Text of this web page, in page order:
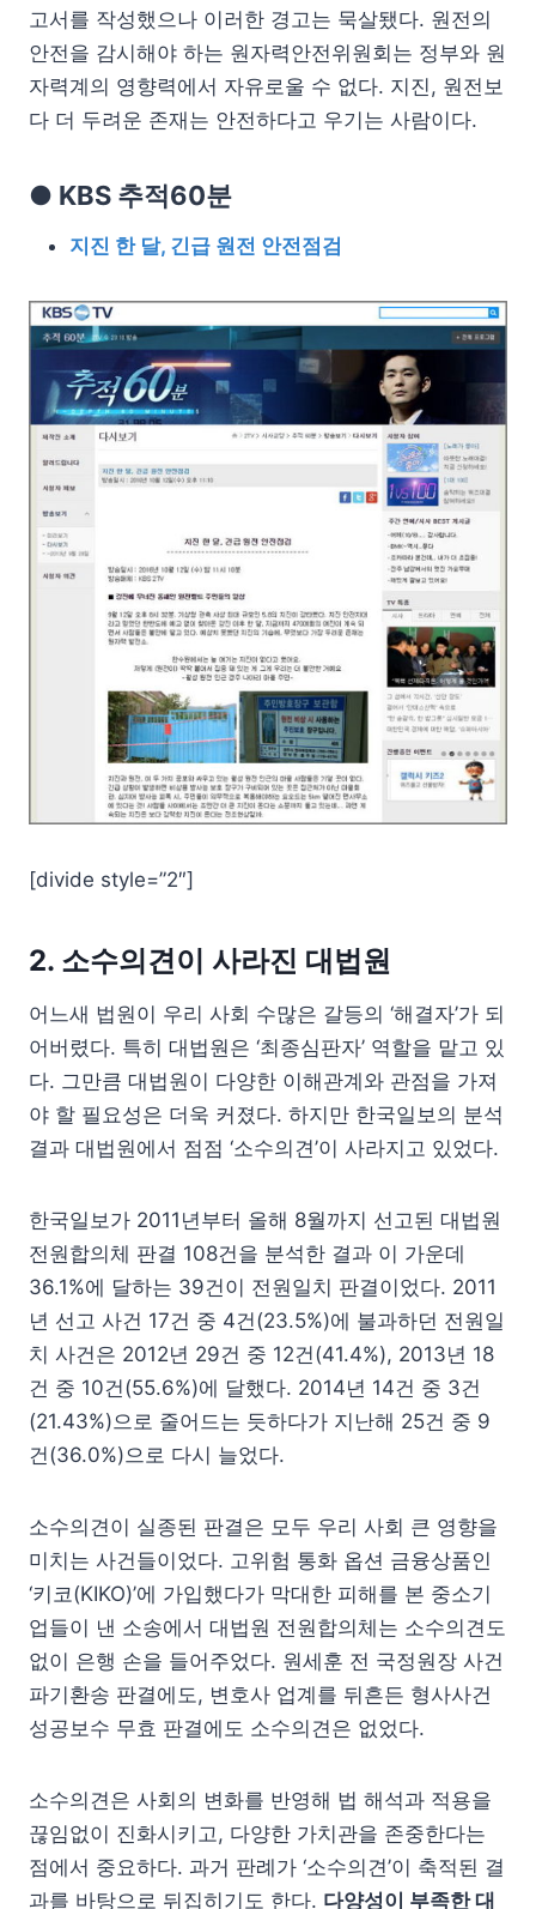
고서를 작성했으나 이러한 경고는 묵살됐다. 원전의
안전을 감시해야 하는 원자력안전위원회는 정부와 원
자력계의 영향력에서 자유로울 수 없다. 지진, 원전보
다 더 두려운 존재는 안전하다고 우기는 사람이다.
● KBS 추적60분
지진 한 달, 긴급 원전 안전점검
[divide style=”2″]
2. 소수의견이 사라진 대법원
어느새 법원이 우리 사회 수많은 갈등의 ‘해결자’가 되
어버렸다. 특히 대법원은 ‘최종심판자’ 역할을 맡고 있
다. 그만큼 대법원이 다양한 이해관계와 관점을 가져
야 할 필요성은 더욱 커졌다. 하지만 한국일보의 분석
결과 대법원에서 점점 ‘소수의견’이 사라지고 있었다.
한국일보가 2011년부터 올해 8월까지 선고된 대법원
전원합의체 판결 108건을 분석한 결과 이 가운데
36.1%에 달하는 39건이 전원일치 판결이었다. 2011
년 선고 사건 17건 중 4건(23.5%)에 불과하던 전원일
치 사건은 2012년 29건 중 12건(41.4%), 2013년 18
건 중 10건(55.6%)에 달했다. 2014년 14건 중 3건
(21.43%)으로 줄어드는 듯하다가 지난해 25건 중 9
건(36.0%)으로 다시 늘었다.
소수의견이 실종된 판결은 모두 우리 사회 큰 영향을
미치는 사건들이었다. 고위험 통화 옵션 금융상품인
‘키코(KIKO)’에 가입했다가 막대한 피해를 본 중소기
업들이 낸 소송에서 대법원 전원합의체는 소수의견도
없이 은행 손을 들어주었다. 원세훈 전 국정원장 사건
파기환송 판결에도, 변호사 업계를 뒤흔든 형사사건
성공보수 무효 판결에도 소수의견은 없었다.
소수의견은 사회의 변화를 반영해 법 해석과 적용을
끊임없이 진화시키고, 다양한 가치관을 존중한다는
점에서 중요하다. 과거 판례가 ‘소수의견’이 축적된 결
과를 바탕으로 뒤집히기도 한다. 다양성이 부족한 대